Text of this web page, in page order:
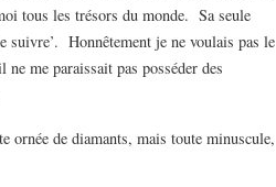
tous les trésors du monde. Sa seule
suivre’. Honnêtement je ne voulais pas le
me paraissait pas posséder des
de diamants, mais toute minuscule,